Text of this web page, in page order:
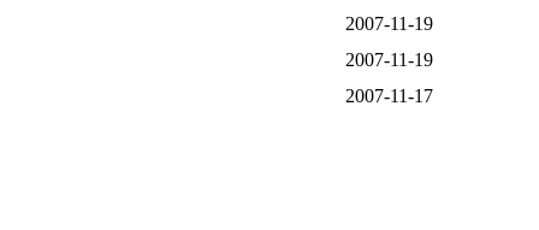
2007-11-19
2007-11-19
2007-11-17